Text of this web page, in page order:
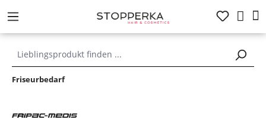
springen
Friseurbedarf